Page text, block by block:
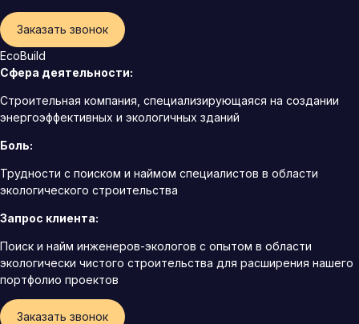
Заказать звонок
EcoBuild
Сфера деятельности:
Строительная компания, специализирующаяся на создании
энергоэффективных и экологичных зданий
Боль:
Трудности с поиском и наймом специалистов в области
экологического строительства
Запрос клиента:
Поиск и найм инженеров-экологов с опытом в области
экологически чистого строительства для расширения нашего
портфолио проектов
Заказать звонок